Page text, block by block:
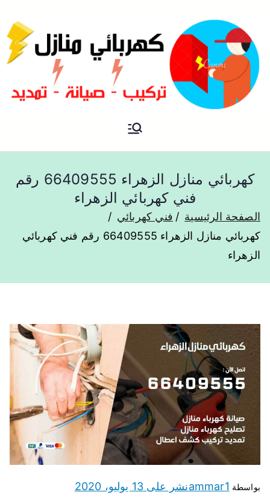
فني كهربائي منازل الكويت
كهربائي منازل الزهراء 66409555 رقم
فني كهربائي الزهراء
الصفحة الرئيسية
فني كهربائي
كهربائي منازل الزهراء 66409555 رقم فني كهربائي
الزهراء
بواسطة ammar1نشر على 13 يوليو، 2020